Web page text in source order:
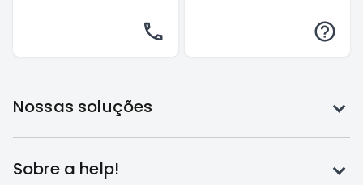
Nossas soluções
Sobre a help!Toque